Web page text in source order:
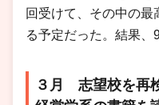
回受けて、その中の
る予定だった。結果、
３月 志望校を再